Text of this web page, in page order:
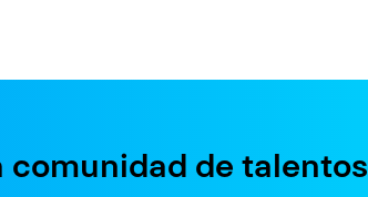
comunidad de talentos